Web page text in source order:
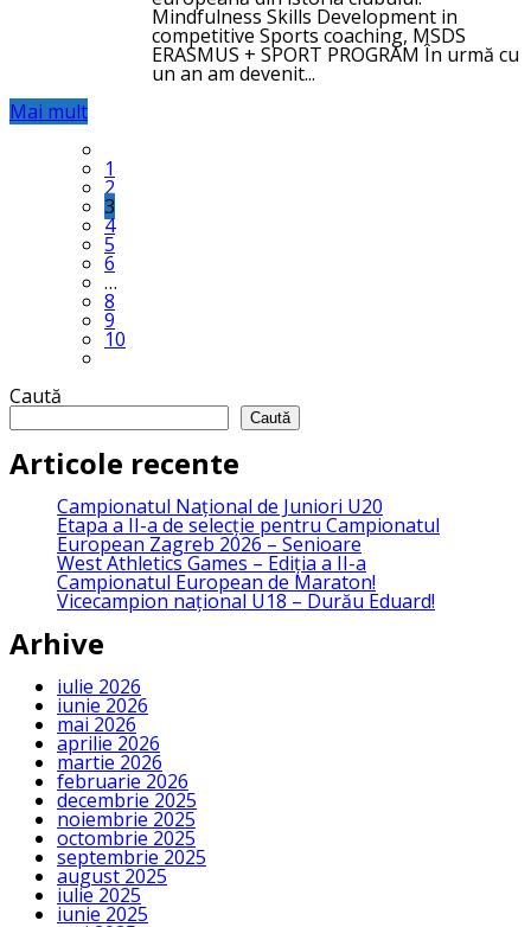
Mindfulness Skills Development in
competitive Sports coaching, MSDS
ERASMUS + SPORT PROGRAM În urmă cu
un an am devenit...
Mai mult
1
2
3
4
5
6
…
8
9
10
Caută
Caută
Articole recente
Campionatul Național de Juniori U20
Etapa a II-a de selecție pentru Campionatul
European Zagreb 2026 – Senioare
West Athletics Games – Ediția a II-a
Campionatul European de Maraton!
Vicecampion național U18 – Durău Eduard!
Arhive
iulie 2026
iunie 2026
mai 2026
aprilie 2026
martie 2026
februarie 2026
decembrie 2025
noiembrie 2025
octombrie 2025
septembrie 2025
august 2025
iulie 2025
iunie 2025